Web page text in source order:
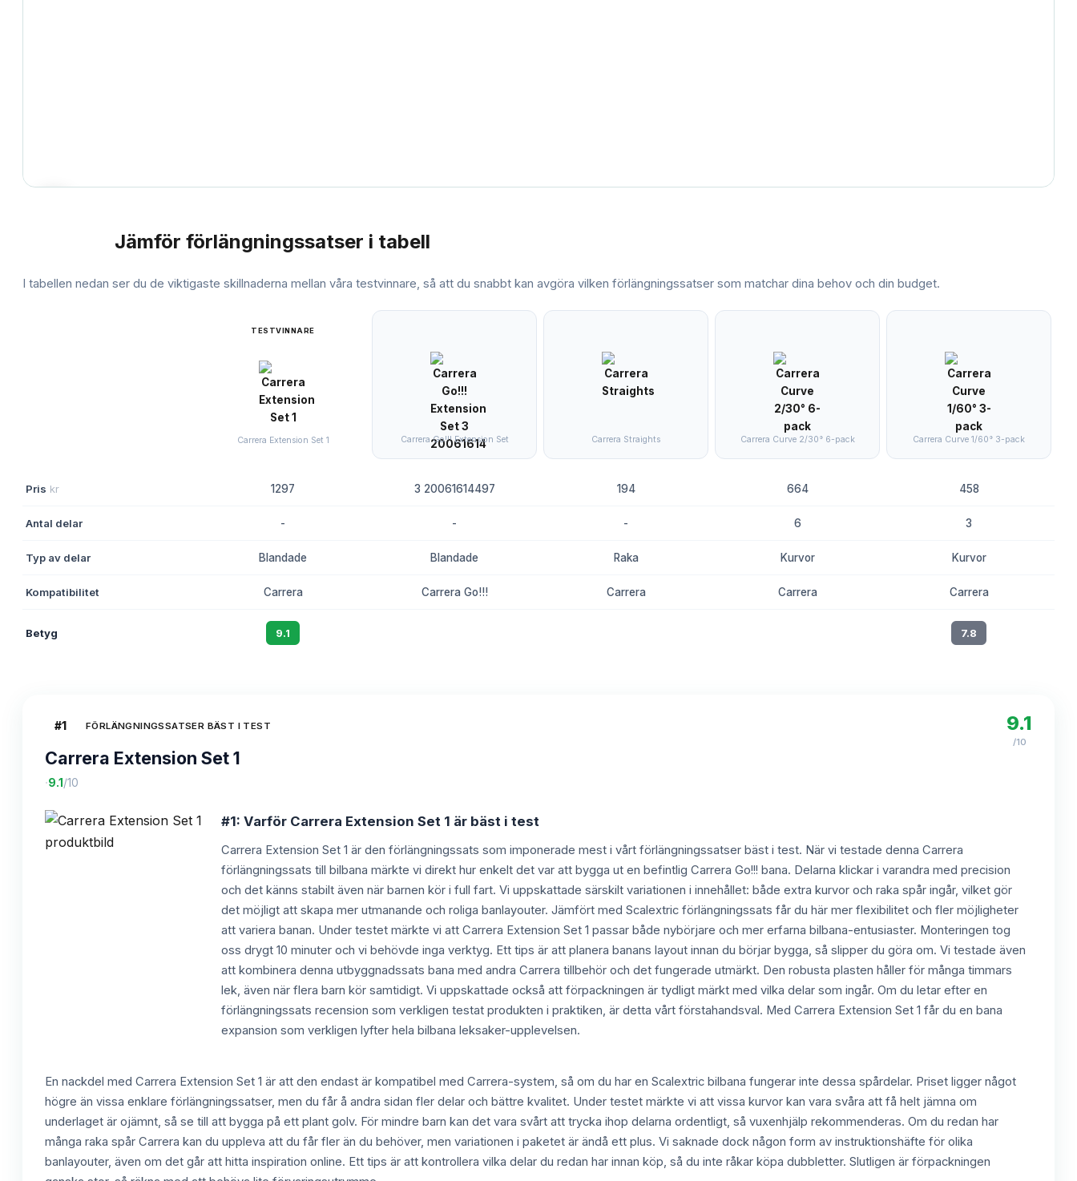
Jämför förlängningssatser i tabell
I tabellen nedan ser du de viktigaste skillnaderna mellan våra testvinnare, så att du snabbt kan avgöra vilken förlängningssatser som matchar dina behov och din budget.
TESTVINNARE
Carrera Extension Set 1 Carrera Go!!! Extension Set Carrera Straights Carrera Curve 2/30° 6-pack Carrera Curve 1/60° 3-pack
Pris kr 1297 3 20061614497 194 664 458
Antal delar - - - 6 3
Typ av delar Blandade Blandade Raka Kurvor Kurvor
Kompatibilitet Carrera Carrera Go!!! Carrera Carrera Carrera
Betyg 9.1 7.8
#1 FÖRLÄNGNINGSSATSER BÄST I TEST
Carrera Extension Set 1
·9.1 /10
9.1
/10
#1: Varför Carrera Extension Set 1 är bäst i test
Carrera Extension Set 1 är den förlängningssats som imponerade mest i vårt förlängningssatser bäst i test. När vi testade denna Carrera
förlängningssats till bilbana märkte vi direkt hur enkelt det var att bygga ut en befintlig Carrera Go!!! bana. Delarna klickar i varandra med precision
och det känns stabilt även när barnen kör i full fart. Vi uppskattade särskilt variationen i innehållet: både extra kurvor och raka spår ingår, vilket gör
det möjligt att skapa mer utmanande och roliga banlayouter. Jämfört med Scalextric förlängningssats får du här mer flexibilitet och fler möjligheter
att variera banan. Under testet märkte vi att Carrera Extension Set 1 passar både nybörjare och mer erfarna bilbana-entusiaster. Monteringen tog
oss drygt 10 minuter och vi behövde inga verktyg. Ett tips är att planera banans layout innan du börjar bygga, så slipper du göra om. Vi testade även
att kombinera denna utbyggnadssats bana med andra Carrera tillbehör och det fungerade utmärkt. Den robusta plasten håller för många timmars
lek, även när flera barn kör samtidigt. Vi uppskattade också att förpackningen är tydligt märkt med vilka delar som ingår. Om du letar efter en
förlängningssats recension som verkligen testat produkten i praktiken, är detta vårt förstahandsval. Med Carrera Extension Set 1 får du en bana
expansion som verkligen lyfter hela bilbana leksaker-upplevelsen.
En nackdel med Carrera Extension Set 1 är att den endast är kompatibel med Carrera-system, så om du har en Scalextric bilbana fungerar inte dessa spårdelar. Priset ligger något
högre än vissa enklare förlängningssatser, men du får å andra sidan fler delar och bättre kvalitet. Under testet märkte vi att vissa kurvor kan vara svåra att få helt jämna om
underlaget är ojämnt, så se till att bygga på ett plant golv. För mindre barn kan det vara svårt att trycka ihop delarna ordentligt, så vuxenhjälp rekommenderas. Om du redan har
många raka spår Carrera kan du uppleva att du får fler än du behöver, men variationen i paketet är ändå ett plus. Vi saknade dock någon form av instruktionshäfte för olika
banlayouter, även om det går att hitta inspiration online. Ett tips är att kontrollera vilka delar du redan har innan köp, så du inte råkar köpa dubbletter. Slutligen är förpackningen